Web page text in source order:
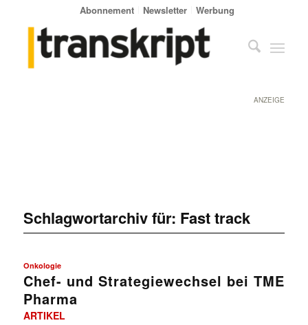
Abonnement Newsletter Werbung
ANZEIGE
Schlagwortarchiv für: Fast track
Onkologie
Chef- und Strategiewechsel bei TME
Pharma
ARTIKEL